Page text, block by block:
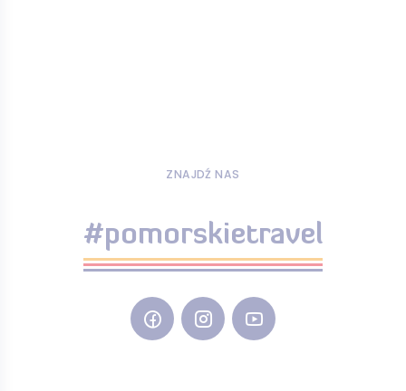
ZNAJDŹ NAS
#pomorskietravel